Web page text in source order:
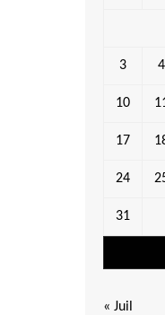
3 4
10
17
24
31
« Juil